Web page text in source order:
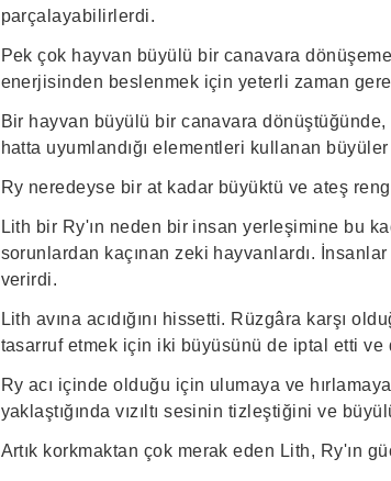
parçalayabilirlerdi.
Pek çok hayvan büyülü bir canavara
enerjisinden beslenmek için yeterli zaman
Bir hayvan büyülü bir canavara
hatta uyumlandığı elementleri kullanan
Ry neredeyse bir at kadar büyüktü ve ateş
Lith bir Ry'ın neden bir insan yerleşimine bu
sorunlardan kaçınan zeki hayvanlardı.
verirdi.
Lith avına acıdığını hissetti. Rüzgâra karşı
tasarruf etmek için iki büyüsünü de iptal etti ve
Ry acı içinde olduğu için ulumaya ve
yaklaştığında vızıltı sesinin tizleştiğini ve
Artık korkmaktan çok merak eden Lith, Ry'ın